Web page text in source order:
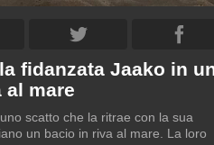
fidanzata Jaako in
al mare
scatto che la ritrae con la sua
un bacio in riva al mare. La loro